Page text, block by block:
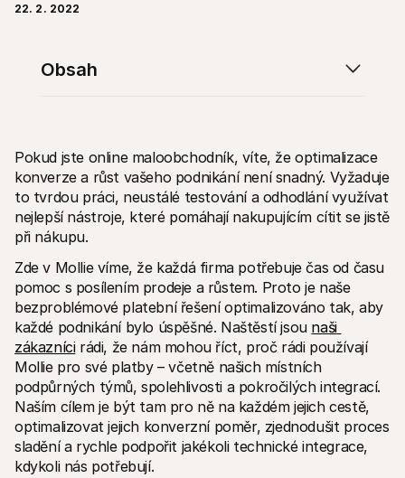
Pro agentury
Technické zdroje
Objevte vývojářské zdroje a update
Knihovny
Integrujte Mollie pomocí připravených knihoven
Komunita na Discordu
Připojte se k naší komunitě vývojářů
O Mollie
Ceník
Podívejte se na naše ceny
O nás
Zjistěte více o našem příběhu a
hodnotách
Novinky
Přečtěte si nejnovější zprávy od
Mollie
22. 2. 2022
Pokud jste online maloobchodník, víte, že optimalizace
konverze a růst vašeho podnikání není snadný. Vyžaduje
to tvrdou práci, neustálé testování a odhodlání využívat
nejlepší nástroje, které pomáhají nakupujícím cítit se jistě
při nákupu.
Zde v Mollie víme, že každá firma potřebuje čas od času
pomoc s posílením prodeje a růstem. Proto je naše
bezproblémové platební řešení optimalizováno tak, aby
každé podnikání bylo úspěšné. Naštěstí jsou naši
zákazníci rádi, že nám mohou říct, proč rádi používají
Mollie pro své platby – včetně našich místních
podpůrných týmů, spolehlivosti a pokročilých integrací.
Naším cílem je být tam pro ně na každém jejich cestě,
optimalizovat jejich konverzní poměr, zjednodušit proces
sladění a rychle podpořit jakékoli technické integrace,
kdykoli nás potřebují.
Obsah